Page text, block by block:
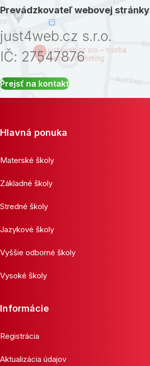
Prevádzkovateľ webovej stránky
just4web.cz s.r.o.
IČ: 27547876
Prejsť na kontakt
Hlavná ponuka
Materské školy
Základné školy
Stredné školy
Jazykové školy
Vyššie odborné školy
Vysoké školy
Informácie
Registrácia
Aktualizácia údajov